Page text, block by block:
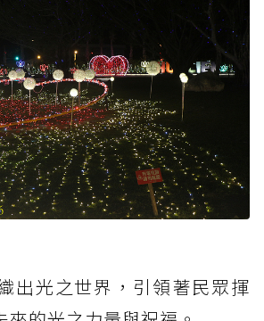
出光之世界，引領著民眾揮